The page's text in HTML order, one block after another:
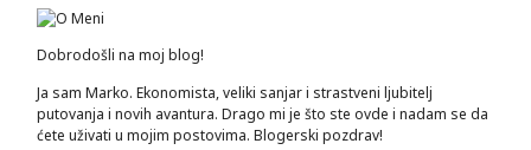
Dobrodošli na moj blog!
Ja sam Marko. Ekonomista, veliki sanjar i strastveni ljubitelj
putovanja i novih avantura. Drago mi je što ste ovde i nadam se da
ćete uživati u mojim postovima. Blogerski pozdrav!